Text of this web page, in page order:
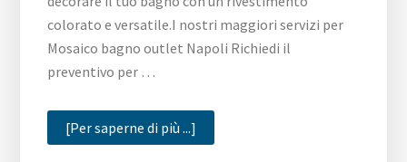
colorato e versatile.I nostri maggiori servizi per
Mosaico bagno outlet Napoli Richiedi il
preventivo per …
[Per saperne di più ...]
bagno